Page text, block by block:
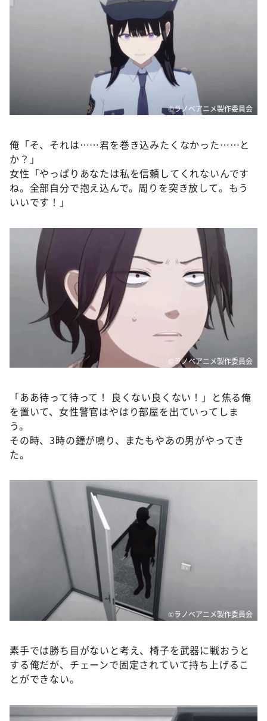
©ラノベアニメ製作委員会
俺「そ、それは……君を巻き込みたくなかった……と
か？」
女性「やっぱりあなたは私を信頼してくれないんです
ね。全部自分で抱え込んで。周りを突き放して。もう
いいです！」
©ラノベアニメ製作委員会
「ああ待って待って！ 良くない良くない！」と焦る俺
を置いて、女性警官はやはり部屋を出ていってしま
う。
その時、3時の鐘が鳴り、またもやあの男がやってき
た。
©ラノベアニメ製作委員会
素手では勝ち目がないと考え、椅子を武器に戦おうと
する俺だが、チェーンで固定されていて持ち上げるこ
とができない。